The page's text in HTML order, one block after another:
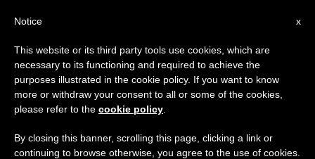
Audiencia del Papa a los
directores de semanarios
católicos
×
Aviso importante
Del 27 de julio al 7 de agosto haremos la pausa
anual, aprovechando que en el periodo de verano
se generan menos informaciones y también el
x
Notice
This website or its third party tools use cookies, which are
necessary to its functioning and required to achieve the
purposes illustrated in the cookie policy. If you want to know
more or withdraw your consent to all or some of the cookies,
please refer to the cookie policy
By closing this banner, scrolling this page, clicking a link or
continuing to browse otherwise, you agree to the use of cookies.